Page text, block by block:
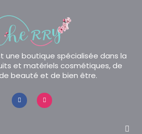
une boutique spécialisée dans la
et matériels cosmétiques, de
beauté et de bien être.